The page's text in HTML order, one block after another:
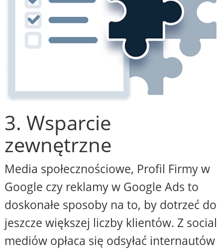
3. Wsparcie
zewnętrzne
Media społecznościowe, Profil Firmy w
Google czy reklamy w Google Ads to
doskonałe sposoby na to, by dotrzeć do
jeszcze większej liczby klientów. Z social
mediów opłaca się odsyłać internautów